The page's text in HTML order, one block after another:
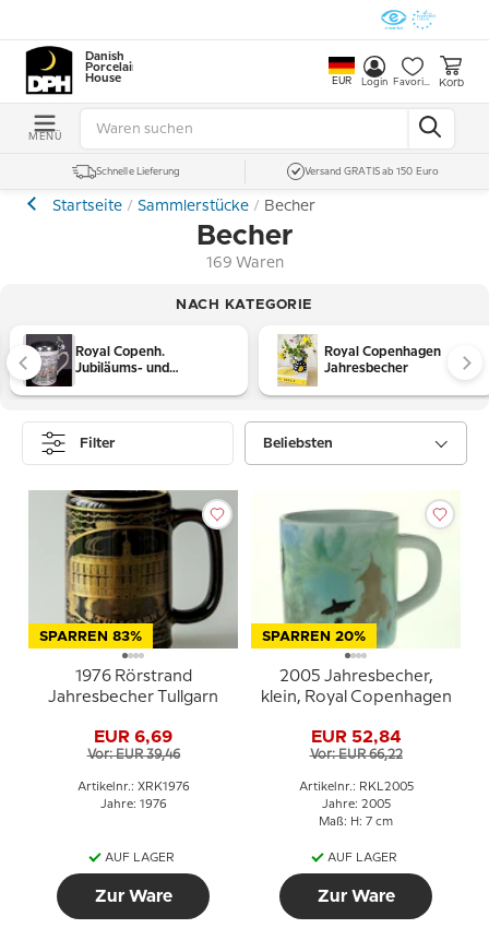
Danish
Porcelain
House
EUR Login Favoriten Korb
MENÜ
Schnelle Lieferung Versand GRATIS ab 150 Euro
Startseite Sammlerstücke Becher
Becher
169 Waren
NACH KATEGORIE
Royal Copenh.
Jubiläums- und
Royal Copenhagen
Jahresbecher
Filter Beliebsten
SPARREN 83%
1976 Rörstrand
Jahresbecher Tullgarn
EUR 6,69
Vor: EUR 39,46
Artikelnr.: XRK1976
Jahre: 1976
AUF LAGER
Zur Ware
SPARREN 20%
2005 Jahresbecher,
klein, Royal Copenhagen
EUR 52,84
Vor: EUR 66,22
Artikelnr.: RKL2005
Jahre: 2005
Maß: H: 7 cm
AUF LAGER
Zur Ware